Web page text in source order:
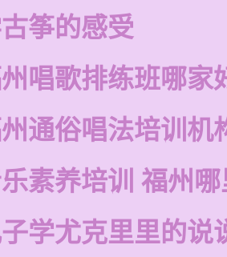
筝的感受
唱歌排练班哪家
通俗唱法培训机
素养培训 福州
学尤克里里的说